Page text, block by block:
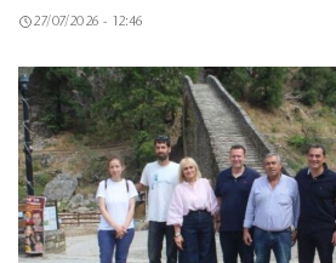
27/07/2026 - 12:46